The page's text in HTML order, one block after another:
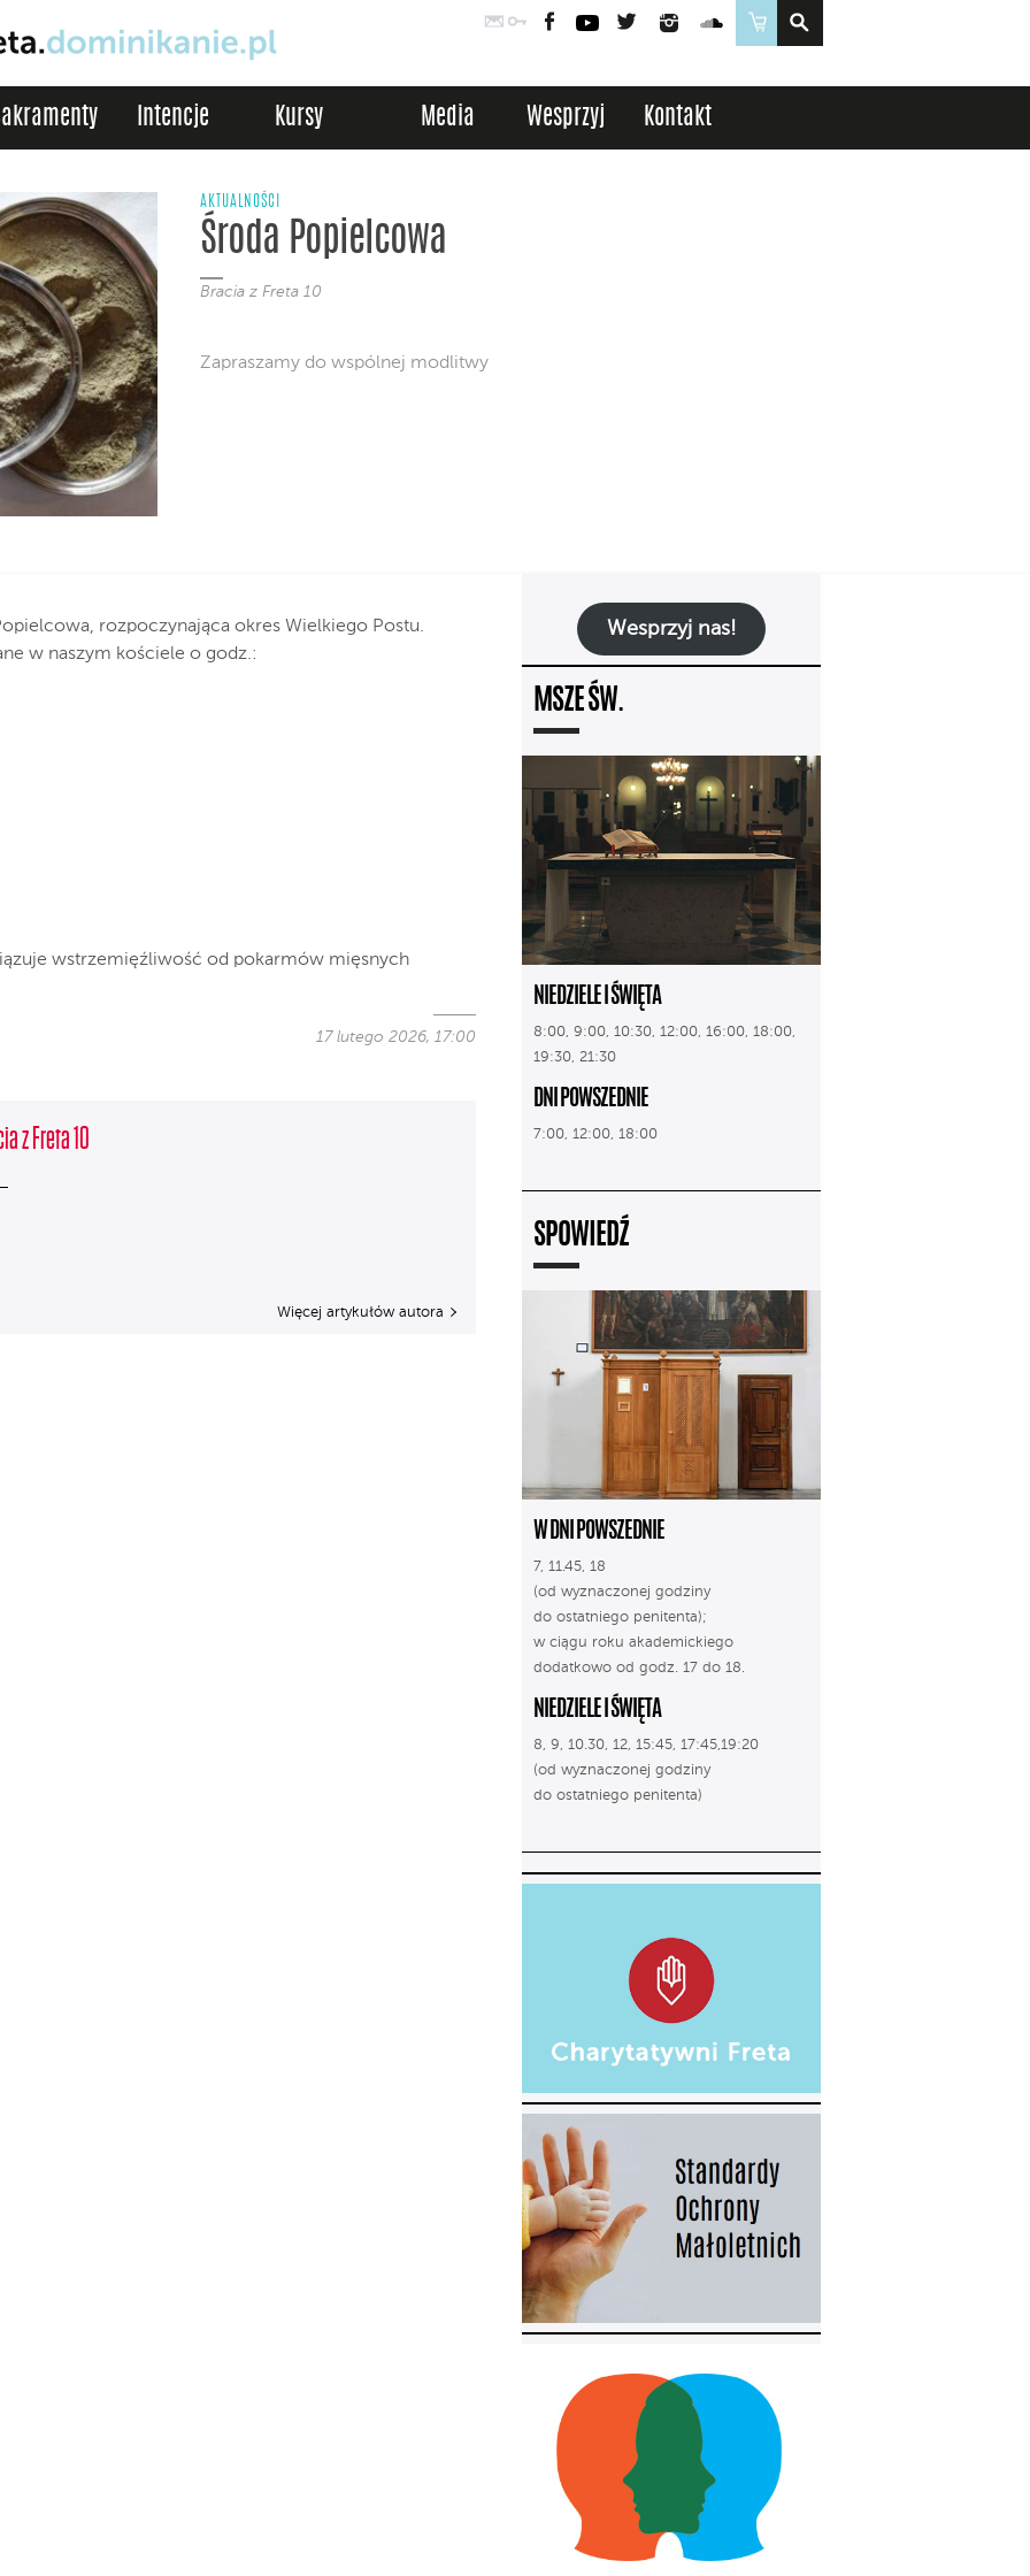
PocztaLogowanie
FacebookYouTubeTwitter InstagramSoundCloud
Sklep
Intencje Kursy Media Wesprzyj Kontakt
AKTUALNOŚCI
Środa Popielcowa
Bracia z Freta 10
Zapraszamy do wspólnej modlitwy
rozpoczynająca okres Wielkiego Postu.
w naszym kościele o godz.:
wstrzemięźliwość od pokarmów mięsnych
17 lutego 2026, 17:00
z Freta 10
Więcej artykułów autora
Wesprzyj nas!
MSZE ŚW.
NIEDZIELE I ŚWIĘTA
8:00, 9:00, 10:30, 12:00, 16:00, 18:00,
19:30, 21:30
DNI POWSZEDNIE
7:00, 12:00, 18:00
SPOWIEDŹ
W DNI POWSZEDNIE
7, 11.45, 18
(od wyznaczonej godziny
do ostatniego penitenta);
w ciągu roku akademickiego
dodatkowo od godz. 17 do 18.
NIEDZIELE I ŚWIĘTA
8, 9, 10.30, 12, 15:45, 17:45,19:20
(od wyznaczonej godziny
do ostatniego penitenta)